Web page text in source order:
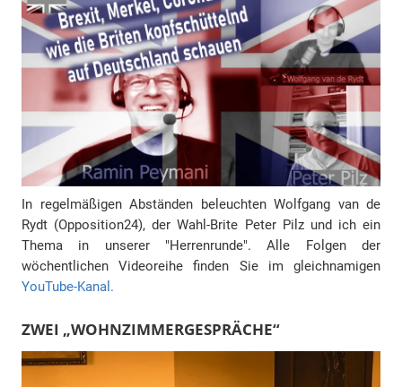
In regelmäßigen Abständen beleuchten Wolfgang van de
Rydt (Opposition24), der Wahl-Brite Peter Pilz und ich ein
Thema in unserer "Herrenrunde". Alle Folgen der
wöchentlichen Videoreihe finden Sie im gleichnamigen
YouTube-Kanal.
ZWEI „WOHNZIMMERGESPRÄCHE“